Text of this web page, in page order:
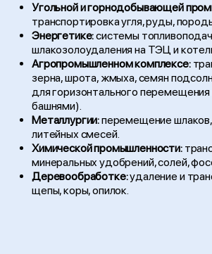
Угольной и горнодобывающей
транспортировка угля, руды,
Энергетике:системы
шлакозолоудаления на ТЭЦ и
Агропромышленном комплексе:
зерна, шрота, жмыха, семян
для горизонтального
башнями).
Металлургии:перемещение
литейных смесей.
Химической промышленности:
минеральных удобрений, солей,
Деревообработке:удаление и
щепы, коры, опилок.